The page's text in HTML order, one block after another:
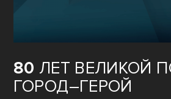
80 ЛЕТ ВЕЛИКОЙ
ГОРОД–ГЕРОЙ